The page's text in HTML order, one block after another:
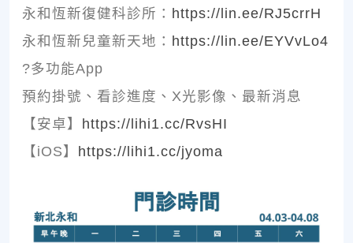
永和恆新復健科診所： https://lin.ee/RJ5crrH
永和恆新兒童新天地： https://lin.ee/EYVvLo4
?多功能App
預約掛號、看診進度、X光影像、最新消息
【安卓】 https://lihi1.cc/RvsHI
【iOS】 https://lihi1.cc/jyoma